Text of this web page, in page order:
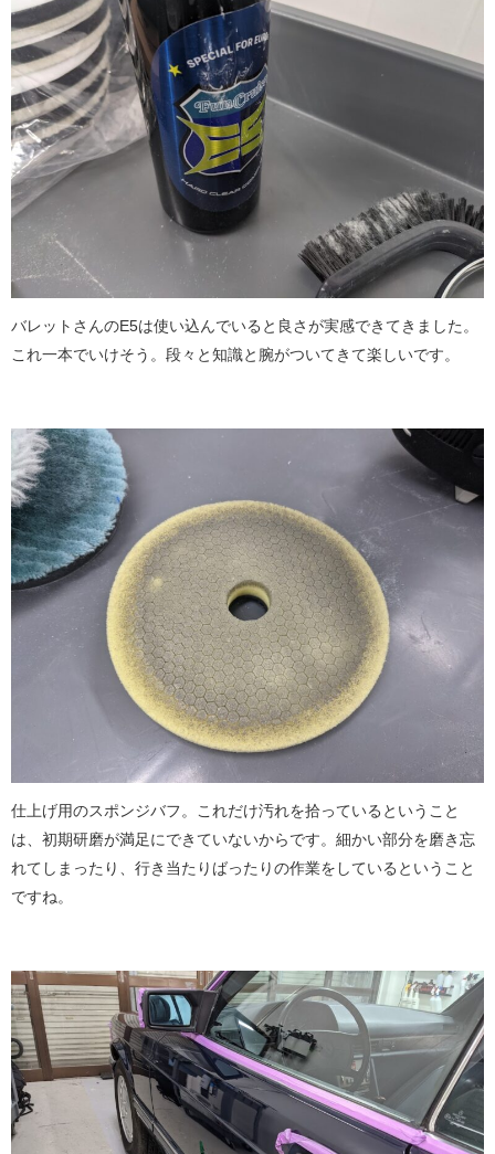
バレットさんのE5は使い込んでいると良さが実感できてきました。
これ一本でいけそう。段々と知識と腕がついてきて楽しいです。
仕上げ用のスポンジバフ。これだけ汚れを拾っているということ
は、初期研磨が満足にできていないからです。細かい部分を磨き忘
れてしまったり、行き当たりばったりの作業をしているということ
ですね。